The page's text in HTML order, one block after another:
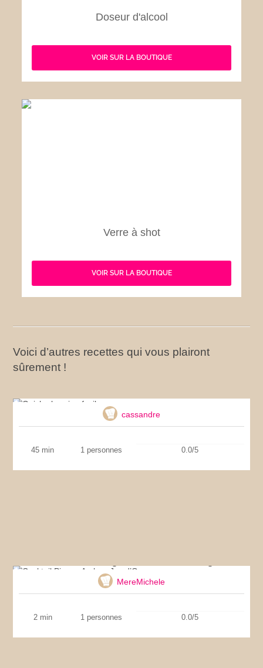
Doseur d'alcool
VOIR SUR LA BOUTIQUE
Verre à shot
VOIR SUR LA BOUTIQUE
Voici d’autres recettes qui vous plairont
sûrement !
cassandre
45 min 1 personnes 0.0/5
MereMichele
2 min 1 personnes 0.0/5